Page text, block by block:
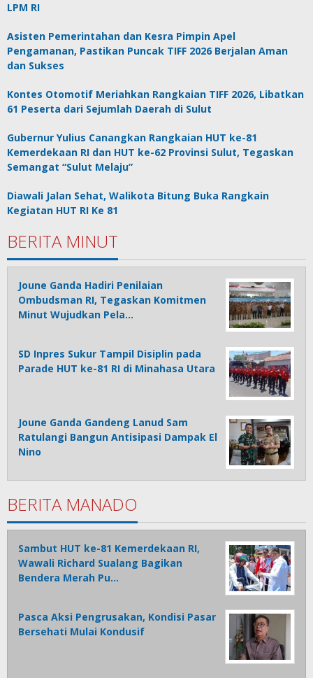
LPM RI
Asisten Pemerintahan dan Kesra Pimpin Apel
Pengamanan, Pastikan Puncak TIFF 2026 Berjalan Aman
dan Sukses
Kontes Otomotif Meriahkan Rangkaian TIFF 2026, Libatkan
61 Peserta dari Sejumlah Daerah di Sulut
Gubernur Yulius Canangkan Rangkaian HUT ke-81
Kemerdekaan RI dan HUT ke-62 Provinsi Sulut, Tegaskan
Semangat “Sulut Melaju”
Diawali Jalan Sehat, Walikota Bitung Buka Rangkain
Kegiatan HUT RI Ke 81
BERITA MINUT
Joune Ganda Hadiri Penilaian
Ombudsman RI, Tegaskan Komitmen
Minut Wujudkan Pela…
SD Inpres Sukur Tampil Disiplin pada
Parade HUT ke-81 RI di Minahasa Utara
Joune Ganda Gandeng Lanud Sam
Ratulangi Bangun Antisipasi Dampak El
Nino
BERITA MANADO
Sambut HUT ke-81 Kemerdekaan RI,
Wawali Richard Sualang Bagikan
Bendera Merah Pu…
Pasca Aksi Pengrusakan, Kondisi Pasar
Bersehati Mulai Kondusif